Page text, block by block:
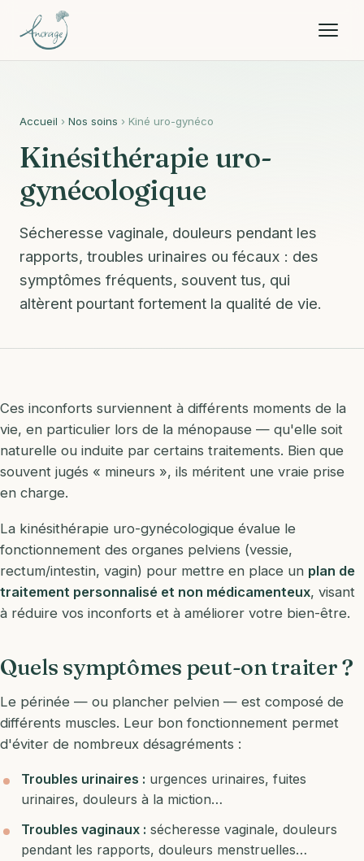
Accueil › Nos soins › Kiné uro-gynéco
Kinésithérapie uro-
gynécologique
Sécheresse vaginale, douleurs pendant les
rapports, troubles urinaires ou fécaux : des
symptômes fréquents, souvent tus, qui
altèrent pourtant fortement la qualité de vie.
Ces inconforts surviennent à différents moments de la
vie, en particulier lors de la ménopause — qu'elle soit
naturelle ou induite par certains traitements. Bien que
souvent jugés « mineurs », ils méritent une vraie prise
en charge.
La kinésithérapie uro-gynécologique évalue le
fonctionnement des organes pelviens (vessie,
rectum/intestin, vagin) pour mettre en place un plan de
traitement personnalisé et non médicamenteux, visant
à réduire vos inconforts et à améliorer votre bien-être.
Quels symptômes peut-on traiter ?
Le périnée — ou plancher pelvien — est composé de
différents muscles. Leur bon fonctionnement permet
d'éviter de nombreux désagréments :
Troubles urinaires : urgences urinaires, fuites
urinaires, douleurs à la miction…
Troubles vaginaux : sécheresse vaginale, douleurs
pendant les rapports, douleurs menstruelles…